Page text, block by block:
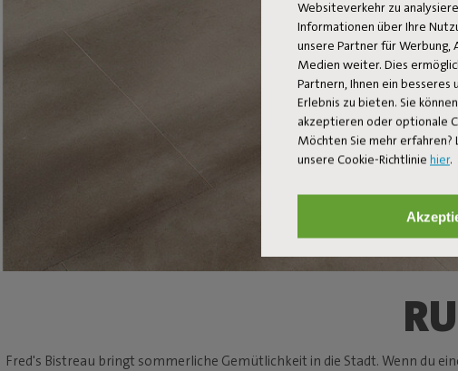
Websiteverkehr zu
Informationen über Ihre
unsere Partner für Werbung,
Medien weiter. Dies
Partnern, Ihnen ein besseres
Erlebnis zu bieten. Sie
akzeptieren oder optionale
Möchten Sie mehr erfahren?
unsere Cookie-Richtlinie hier.
Fred's Bistreau bringt sommerliche Gemütlichkeit in die Stadt. Wenn du